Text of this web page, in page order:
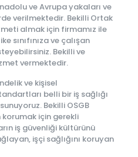
ve Avrupa yakaları ve
verilmektedir. Bekilli Ortak
almak için firmamız ile
sınıfınıza ve çalışan
Bekilli ve
vermektedir.
ve kişisel
belli bir iş sağlığı
Bekilli OSGB
korumak için gerekli
iş güvenliği kültürünü
işçi sağlığını koruyan